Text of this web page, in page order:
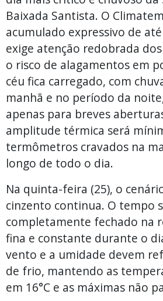
Baixada Santista. O
acumulado expressivo de
exige atenção redobrada
o risco de alagamentos em
céu fica carregado, com
manhã e no período da
apenas para breves
amplitude térmica será
termômetros cravados na
longo de todo o dia.
Na quinta-feira (25), o
cinzento continua. O tempo
completamente fechado na
fina e constante durante o
vento e a umidade devem
de frio, mantendo as
em 16°C e as máximas não